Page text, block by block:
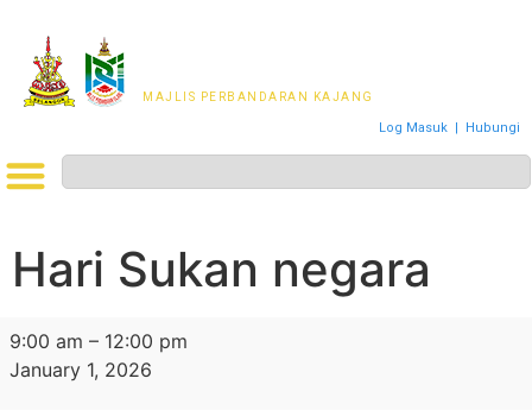
MAJLIS PERBANDARAN KAJANG
Log Masuk | Hubungi
Hari Sukan negara
9:00 am – 12:00 pm
January 1, 2026